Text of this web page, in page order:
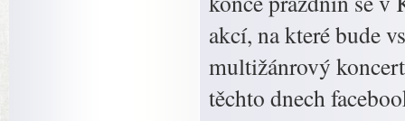
akcí, na které bude
multižánrový
těchto dnech